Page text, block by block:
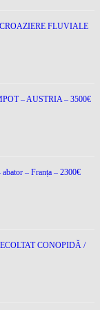
FLUVIALE
– AUSTRIA – 3500€
– Franța – 2300€
CONOPIDĂ /